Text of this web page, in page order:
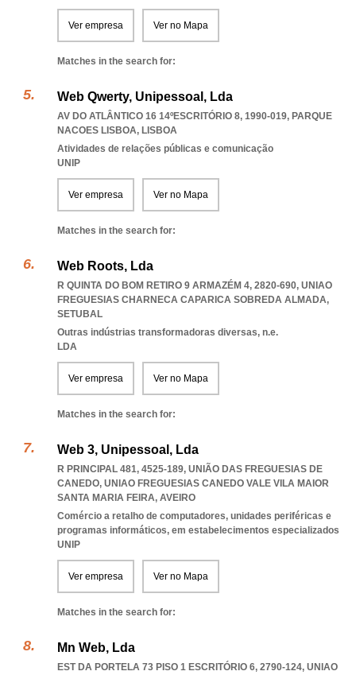
Ver empresa Ver no Mapa
Matches in the search for:
Web Qwerty, Unipessoal, Lda
AV DO ATLÂNTICO 16 14ºESCRITÓRIO 8, 1990-019, PARQUE
NACOES LISBOA, LISBOA
Atividades de relações públicas e comunicação
UNIP
Ver empresa Ver no Mapa
Matches in the search for:
Web Roots, Lda
R QUINTA DO BOM RETIRO 9 ARMAZÉM 4, 2820-690, UNIAO
FREGUESIAS CHARNECA CAPARICA SOBREDA ALMADA,
SETUBAL
Outras indústrias transformadoras diversas, n.e.
LDA
Ver empresa Ver no Mapa
Matches in the search for:
Web 3, Unipessoal, Lda
R PRINCIPAL 481, 4525-189, UNIÃO DAS FREGUESIAS DE
CANEDO, UNIAO FREGUESIAS CANEDO VALE VILA MAIOR
SANTA MARIA FEIRA, AVEIRO
Comércio a retalho de computadores, unidades periféricas e
programas informáticos, em estabelecimentos especializados
UNIP
Ver empresa Ver no Mapa
Matches in the search for:
Mn Web, Lda
EST DA PORTELA 73 PISO 1 ESCRITÓRIO 6, 2790-124, UNIAO